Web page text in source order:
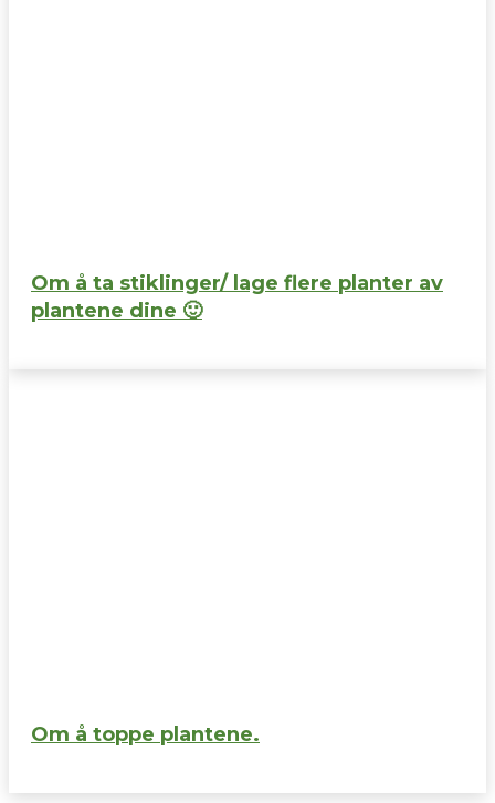
Om å ta stiklinger/ lage flere planter av
plantene dine 🙂
Om å toppe plantene.